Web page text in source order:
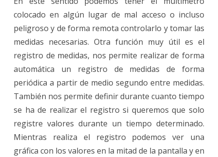
colocado en algún lugar de mal acceso o incluso
peligroso y de forma remota controlarlo y tomar las
medidas necesarias. Otra función muy útil es el
registro de medidas, nos permite realizar de forma
automática un registro de medidas de forma
periódica a partir de medio segundo entre medidas.
También nos permite definir durante cuanto tiempo
se ha de realizar el registro si queremos que solo
registre valores durante un tiempo determinado.
Mientras realiza el registro podemos ver una
gráfica con los valores en la mitad de la pantalla y en